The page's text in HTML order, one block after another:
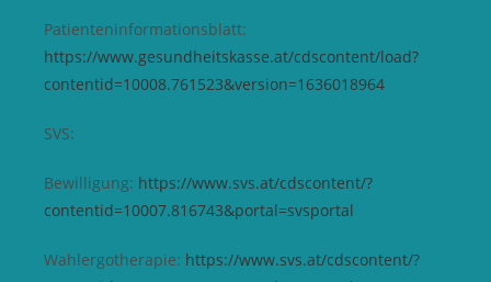
Patienteninformationsblatt:
https://www.gesundheitskasse.at/cdscontent/load?
contentid=10008.761523&version=1636018964
SVS:
Bewilligung: https://www.svs.at/cdscontent/?
contentid=10007.816743&portal=svsportal
Wahlergotherapie: https://www.svs.at/cdscontent/?